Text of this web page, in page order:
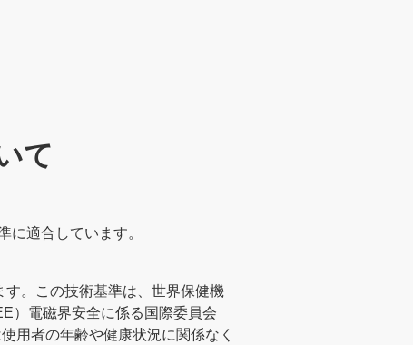
て
に適合しています。
。この技術基準は、世界保健機
）電磁界安全に係る国際委員会
用者の年齢や健康状況に関係なく